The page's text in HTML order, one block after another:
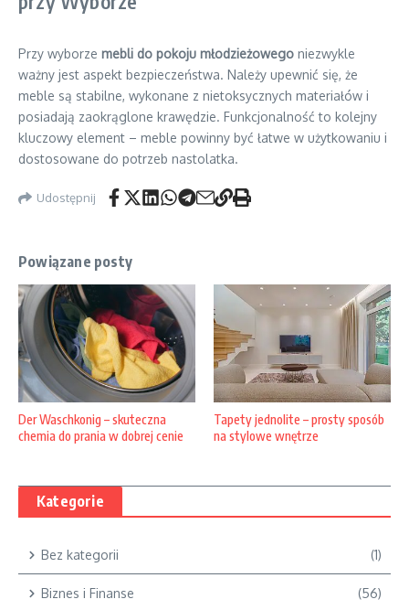
Przy wyborze mebli do pokoju młodzieżowego niezwykle
ważny jest aspekt bezpieczeństwa. Należy upewnić się, że
meble są stabilne, wykonane z nietoksycznych materiałów i
posiadają zaokrąglone krawędzie. Funkcjonalność to kolejny
kluczowy element – meble powinny być łatwe w użytkowaniu i
dostosowane do potrzeb nastolatka.
Udostępnij
Powiązane posty
Der Waschkonig – skuteczna
chemia do prania w dobrej cenie
Tapety jednolite – prosty sposób
na stylowe wnętrze
Kategorie
Bez kategorii (1)
Biznes i Finanse (56)